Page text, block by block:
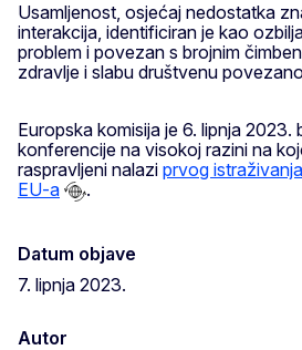
Usamljenost, osjećaj nedostatka
interakcija, identificiran je kao
problem i povezan s brojnim
zdravlje i slabu društvenu
Europska komisija je 6. lipnja 2023.
konferencije na visokoj razini na
raspravljeni nalazi prvog
EU-a
.
Datum objave
7. lipnja 2023.
Autor